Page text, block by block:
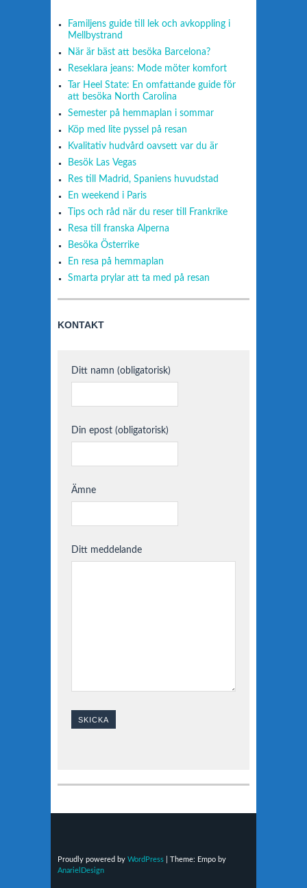
Familjens guide till lek och avkoppling i
Mellbystrand
När är bäst att besöka Barcelona?
Reseklara jeans: Mode möter komfort
Tar Heel State: En omfattande guide för
att besöka North Carolina
Semester på hemmaplan i sommar
Köp med lite pyssel på resan
Kvalitativ hudvård oavsett var du är
Besök Las Vegas
Res till Madrid, Spaniens huvudstad
En weekend i Paris
Tips och råd när du reser till Frankrike
Resa till franska Alperna
Besöka Österrike
En resa på hemmaplan
Smarta prylar att ta med på resan
KONTAKT
Ditt namn (obligatorisk)
Din epost (obligatorisk)
Ämne
Ditt meddelande
Proudly powered by WordPress
Theme: Empo by
AnarielDesign